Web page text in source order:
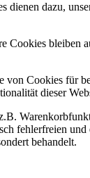
dienen dazu,
Cookies bleiben
von Cookies für
dieser
fehlerfreien
behandelt.